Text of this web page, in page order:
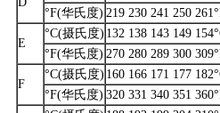
°F(华氏度) 219 230 241 250
E
°C(摄氏度) 132 138 143 149
°F(华氏度) 270 280 289 300
F
°C(摄氏度) 160 166 171 177
°F(华氏度) 320 331 340 351